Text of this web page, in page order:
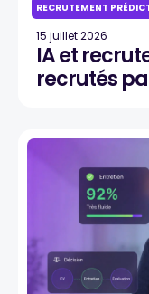
RECRUTEMENT
15 juillet 2026
IA et
recrutés